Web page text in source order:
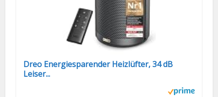
Dreo Energiesparender Heizlüfter, 34 dB
Leiser...